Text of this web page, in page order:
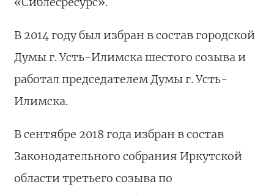
В 2014 году был избран в состав городской
Думы г. Усть-Илимска шестого созыва и
работал председателем Думы г. Усть-
Илимска.
В сентябре 2018 года избран в состав
Законодательного собрания Иркутской
области третьего созыва по